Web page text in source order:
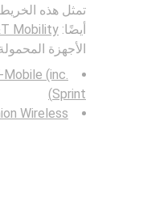
أيضًا: Mobility
الأجهزة
Mobile (inc.
Sprint)
Wireless